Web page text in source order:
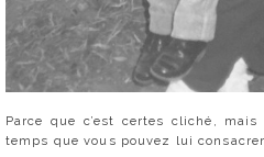
Parce que c’est certes cliché,
temps que vous pouvez lui